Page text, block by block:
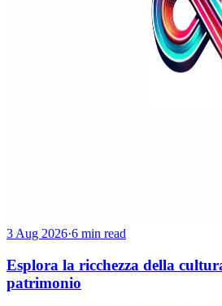
3 Aug 2026·6 min read
Esplora la ricchezza della
patrimonio